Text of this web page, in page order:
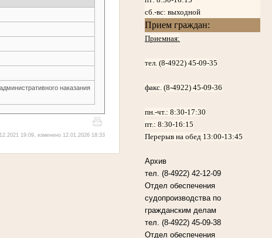
сб.-вс: выходной
Прием граждан:
Приемная:
тел. (8-4922) 45-09-35
факс. (8-4922) 45-09-36
пн.-чт.:8:30-17:30
пт.:8:30-16:15
Перерыв на обед 13:00-13:45
Архив
тел. (8-4922) 42-12-09
Отдел обеспечения
судопроизводства по
гражданским делам
тел. (8-4922) 45-09-38
Отдел обеспечения
наказания
19:09, изменено 12.01.2026 18:33